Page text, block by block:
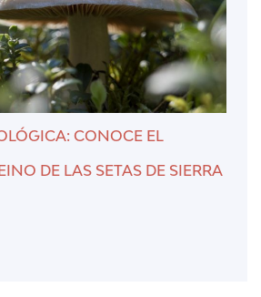
CONOCE EL
DE LAS SETAS DE SIERRA